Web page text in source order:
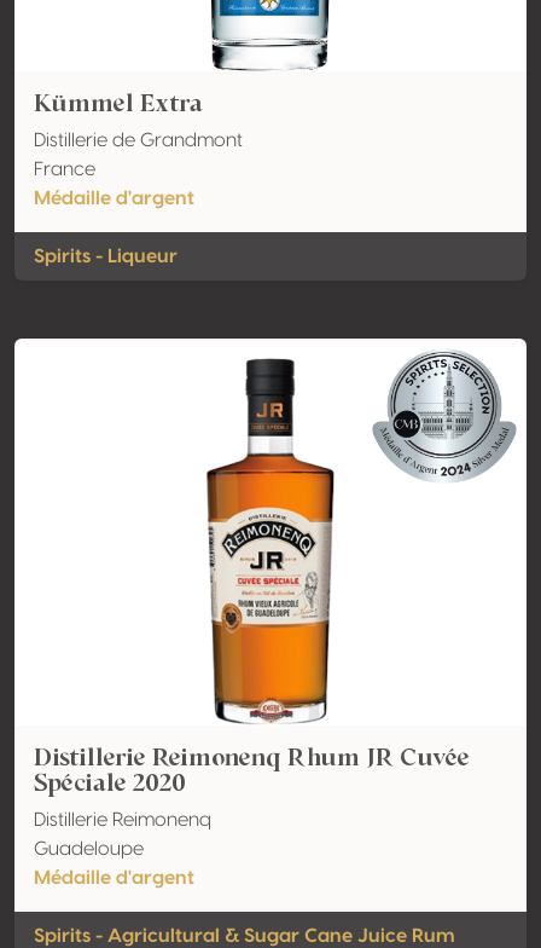
Kümmel Extra
Distillerie de Grandmont
France
Médaille d'argent
Spirits - Liqueur
Distillerie Reimonenq Rhum JR Cuvée
Spéciale 2020
Distillerie Reimonenq
Guadeloupe
Médaille d'argent
Spirits - Agricultural & Sugar Cane Juice Rum